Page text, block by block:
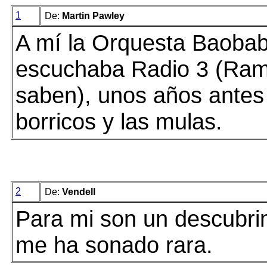
1 De: Martin Pawley
A mí la Orquesta
escuchaba Radio 3
saben), unos años
borricos y las mulas.
2 De: Vendell
Para mi son un
me ha sonado rara.